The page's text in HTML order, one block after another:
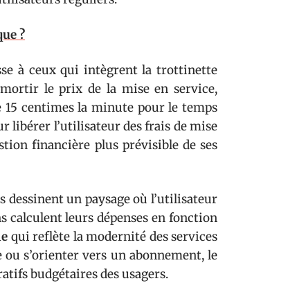
?
à ceux qui intègrent la trottinette
le prix de la mise en service,
centimes la minute pour le temps
libérer l’utilisateur des frais de mise
financière plus prévisible de ses
dessinent un paysage où l’utilisateur
calculent leurs dépenses en fonction
qui reflète la modernité des services
s’orienter vers un abonnement, le
budgétaires des usagers.